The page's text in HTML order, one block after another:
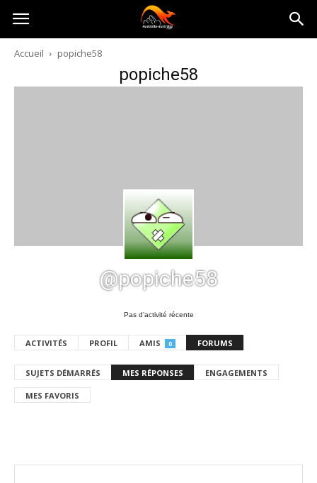
Australia-
australie.com
Accueil popiche58
popiche58
@popiche58
Pas d’activité récente
ACTIVITÉS PROFIL AMIS 0 FORUMS
SUJETS DÉMARRÉS MES RÉPONSES ENGAGEMENTS
MES FAVORIS